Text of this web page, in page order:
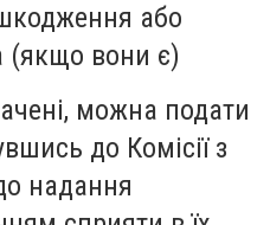
або
вони є)
можна подати
до Комісії з
надання